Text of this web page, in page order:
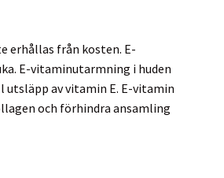
erhållas från kosten. E-
E-vitaminutarmning i huden
utsläpp av vitamin E. E-vitamin
och förhindra ansamling